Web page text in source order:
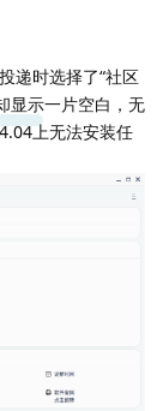
递时选择了“社区
显示一片空白，无
上无法安装任